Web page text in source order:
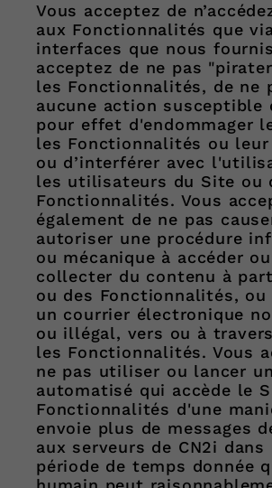
Vous acceptez de
aux Fonctionnalités que
interfaces que nous
acceptez de ne pas
les Fonctionnalités, de ne
aucune action susceptible
pour effet d'endommager
les Fonctionnalités ou
ou d’interférer avec
les utilisateurs du Site ou
Fonctionnalités. Vous
également de ne pas
autoriser une procédure
ou mécanique à accéder
collecter du contenu à
ou des Fonctionnalités, ou
un courrier électronique
ou illégal, vers ou à
les Fonctionnalités. Vous
ne pas utiliser ou lancer
automatisé qui accède le
Fonctionnalités d'une
envoie plus de messages
aux serveurs de CN2i dans
période de temps donnée